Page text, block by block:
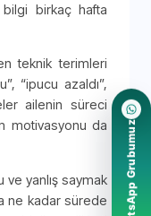
bilgi birkaç hafta
teknik terimleri
“ipucu azaldı”,
ailenin süreci
motivasyonu da
ve yanlış saymak
ne kadar sürede
WhatsApp Grubumuz